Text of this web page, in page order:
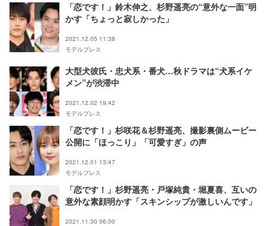
「恋です！」鈴木伸之、杉野遥亮の“意外な一面”明
かす「ちょっと寂しかった」
2021.12.05 11:38
モデルプレス
大型犬彼氏・忠犬系・番犬…秋ドラマは“犬系イケ
メン”が渋滞中
2021.12.02 19:42
モデルプレス
「恋です！」杉咲花＆杉野遥亮、撮影裏側ムービー
公開に「ほっこり」「可愛すぎ」の声
2021.12.01 13:47
モデルプレス
「恋です！」杉野遥亮・戸塚純貴・堀夏喜、互いの
意外な素顔明かす「スキンシップが激しいんです」
2021.11.30 06:00